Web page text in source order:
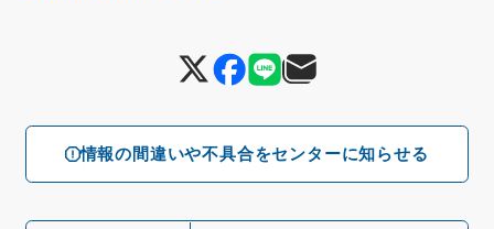
情報の間違いや不具合をセンターに知らせる